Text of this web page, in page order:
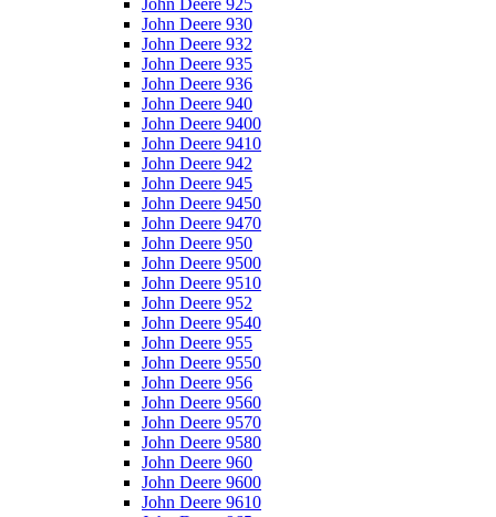
John Deere 925
John Deere 930
John Deere 932
John Deere 935
John Deere 936
John Deere 940
John Deere 9400
John Deere 9410
John Deere 942
John Deere 945
John Deere 9450
John Deere 9470
John Deere 950
John Deere 9500
John Deere 9510
John Deere 952
John Deere 9540
John Deere 955
John Deere 9550
John Deere 956
John Deere 9560
John Deere 9570
John Deere 9580
John Deere 960
John Deere 9600
John Deere 9610